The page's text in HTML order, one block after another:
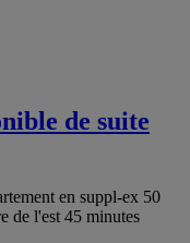
de suite
en suppl-ex 50
de l'est 45 minutes